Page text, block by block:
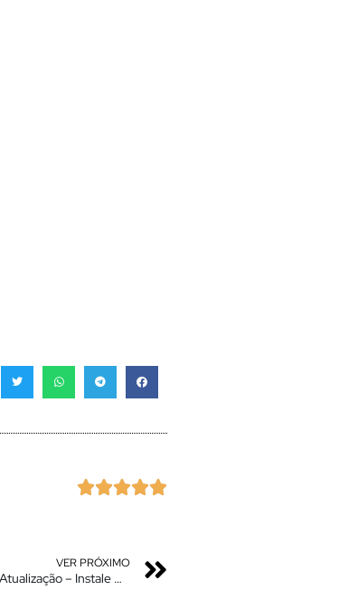

VER PRÓXIMO
Boom – Mi Launcher Oficial Miui 14 – 100% Otimizada – Nova Atualização – Instale Agora